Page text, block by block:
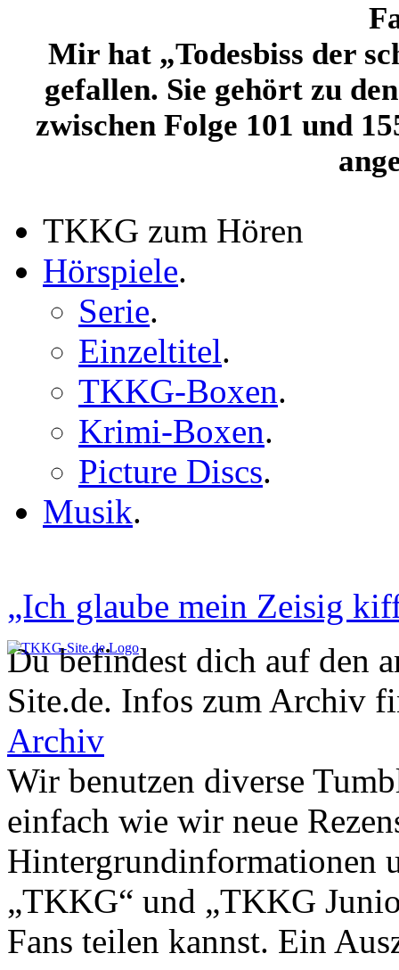
Mir hat „Todesbiss der
gefallen. Sie gehört zu
zwischen Folge 101 und
TKKG zum Hören
Hörspiele.
Serie.
Einzeltitel.
TKKG-Boxen.
Krimi-Boxen.
Picture Discs.
Musik.
„Ich glaube mein Zeisig
Du befindest dich auf den
Site.de. Infos zum Archiv
Archiv
Wir benutzen diverse
einfach wie wir neue
Hintergrundinformationen
„TKKG“ und „TKKG
Fans teilen kannst. Ein